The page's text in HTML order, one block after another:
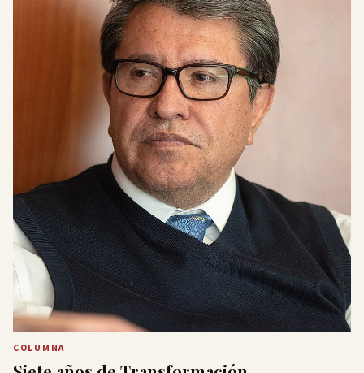
COLUMNA